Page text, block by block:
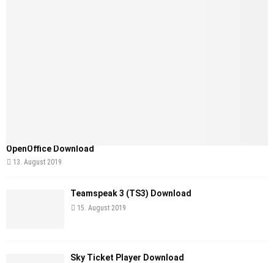
OpenOffice Download
13. August 2019
Teamspeak 3 (TS3) Download
15. August 2019
Sky Ticket Player Download